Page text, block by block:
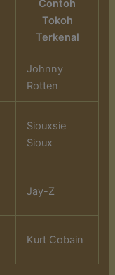
Contoh
Tokoh
Terkenal
Johnny
Rotten
Siouxsie
Sioux
Jay-Z
Kurt Cobain